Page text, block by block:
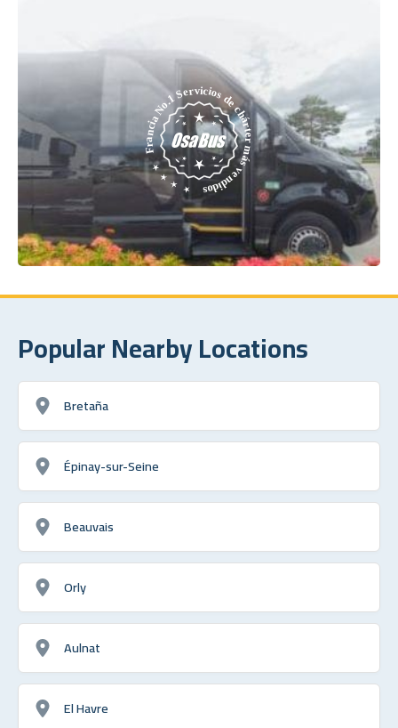
Popular Nearby Locations
Bretaña
Épinay-sur-Seine
Beauvais
Orly
Aulnat
El Havre